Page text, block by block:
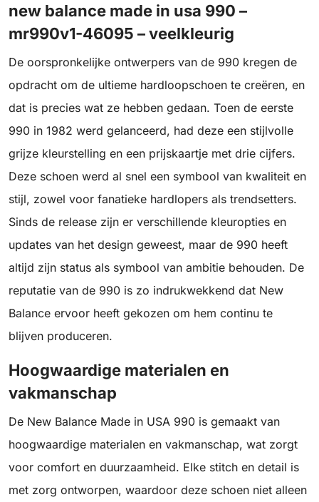
new balance made in usa 990 –
mr990v1-46095 – veelkleurig
De oorspronkelijke ontwerpers van de 990 kregen de
opdracht om de ultieme hardloopschoen te creëren, en
dat is precies wat ze hebben gedaan. Toen de eerste
990 in 1982 werd gelanceerd, had deze een stijlvolle
grijze kleurstelling en een prijskaartje met drie cijfers.
Deze schoen werd al snel een symbool van kwaliteit en
stijl, zowel voor fanatieke hardlopers als trendsetters.
Sinds de release zijn er verschillende kleuropties en
updates van het design geweest, maar de 990 heeft
altijd zijn status als symbool van ambitie behouden. De
reputatie van de 990 is zo indrukwekkend dat New
Balance ervoor heeft gekozen om hem continu te
blijven produceren.
Hoogwaardige materialen en
vakmanschap
De New Balance Made in USA 990 is gemaakt van
hoogwaardige materialen en vakmanschap, wat zorgt
voor comfort en duurzaamheid. Elke stitch en detail is
met zorg ontworpen, waardoor deze schoen niet alleen